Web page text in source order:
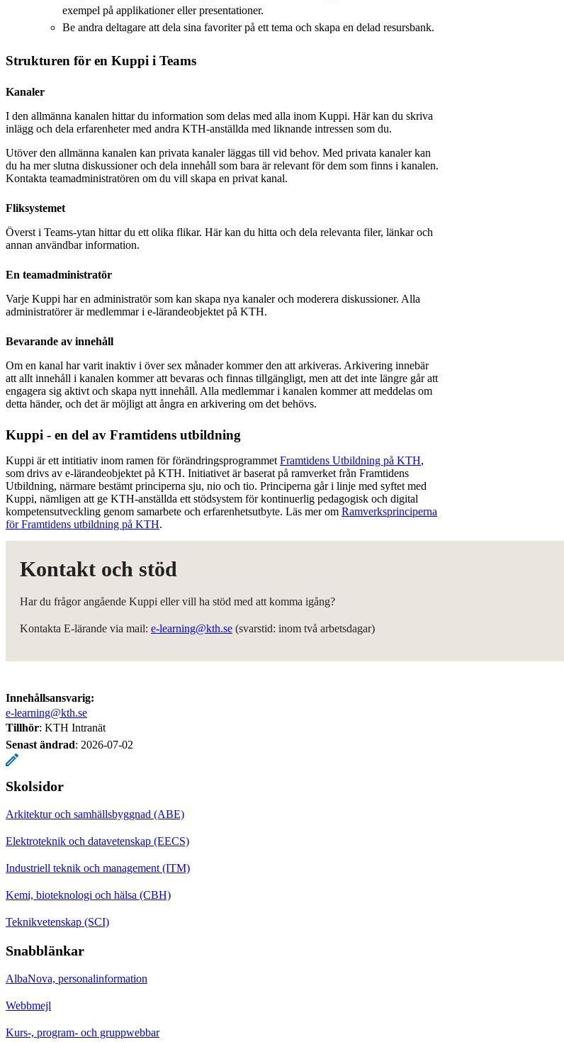
exempel på applikationer eller presentationer.
Be andra deltagare att dela sina favoriter på ett tema och skapa en delad resursbank.
Strukturen för en Kuppi i Teams
Kanaler
I den allmänna kanalen hittar du information som delas med alla inom Kuppi. Här kan du skriva
inlägg och dela erfarenheter med andra KTH-anställda med liknande intressen som du.
Utöver den allmänna kanalen kan privata kanaler läggas till vid behov. Med privata kanaler kan
du ha mer slutna diskussioner och dela innehåll som bara är relevant för dem som finns i kanalen.
Kontakta teamadministratören om du vill skapa en privat kanal.
Fliksystemet
Överst i Teams-ytan hittar du ett olika flikar. Här kan du hitta och dela relevanta filer, länkar och
annan användbar information.
En teamadministratör
Varje Kuppi har en administratör som kan skapa nya kanaler och moderera diskussioner. Alla
administratörer är medlemmar i e-lärandeobjektet på KTH.
Bevarande av innehåll
Om en kanal har varit inaktiv i över sex månader kommer den att arkiveras. Arkivering innebär
att allt innehåll i kanalen kommer att bevaras och finnas tillgängligt, men att det inte längre går att
engagera sig aktivt och skapa nytt innehåll. Alla medlemmar i kanalen kommer att meddelas om
detta händer, och det är möjligt att ångra en arkivering om det behövs.
Kuppi - en del av Framtidens utbildning
Kuppi är ett intitiativ inom ramen för förändringsprogrammet Framtidens Utbildning på KTH,
som drivs av e-lärandeobjektet på KTH. Initiativet är baserat på ramverket från Framtidens
Utbildning, närmare bestämt principerna sju, nio och tio. Principerna går i linje med syftet med
Kuppi, nämligen att ge KTH-anställda ett stödsystem för kontinuerlig pedagogisk och digital
kompetensutveckling genom samarbete och erfarenhetsutbyte. Läs mer om Ramverksprinciperna
för Framtidens utbildning på KTH.
Kontakt och stöd
Har du frågor angående Kuppi eller vill ha stöd med att komma igång?
Kontakta E-lärande via mail: e-learning@kth.se (svarstid: inom två arbetsdagar)
Innehållsansvarig:
e-learning@kth.se
Tillhör: KTH Intranät
Senast ändrad: 2026-07-02
Skolsidor
Arkitektur och samhällsbyggnad (ABE)
Elektroteknik och datavetenskap (EECS)
Industriell teknik och management (ITM)
Kemi, bioteknologi och hälsa (CBH)
Teknikvetenskap (SCI)
Snabblänkar
AlbaNova, personalinformation
Webbmejl
Kurs-, program- och gruppwebbar